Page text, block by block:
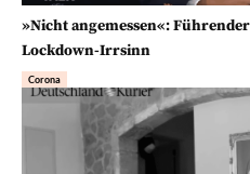
»Nicht angemessen«:
Lockdown-Irrsinn
Corona